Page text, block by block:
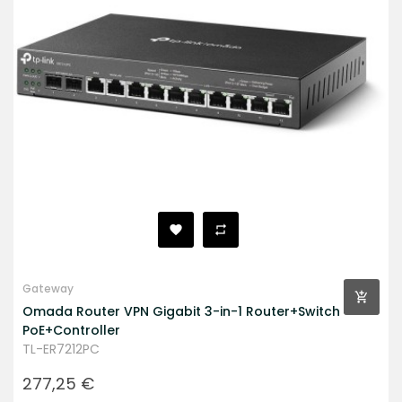
Gateway
Omada Router VPN Gigabit 3-in-1 Router+Switch
PoE+Controller
TL-ER7212PC
Prezzo
277,25 €